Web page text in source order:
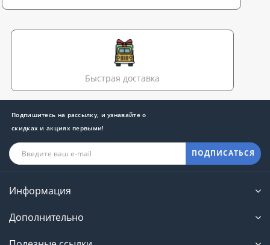
Быстрая доставка
Подпишитесь на рассылку, и узнавайте о
скидках и акциях первыми!
ПОДПИСАТЬСЯ
Информация
Дополнительно